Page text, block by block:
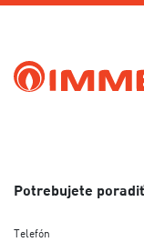
Potrebujete poradiť
Telefón